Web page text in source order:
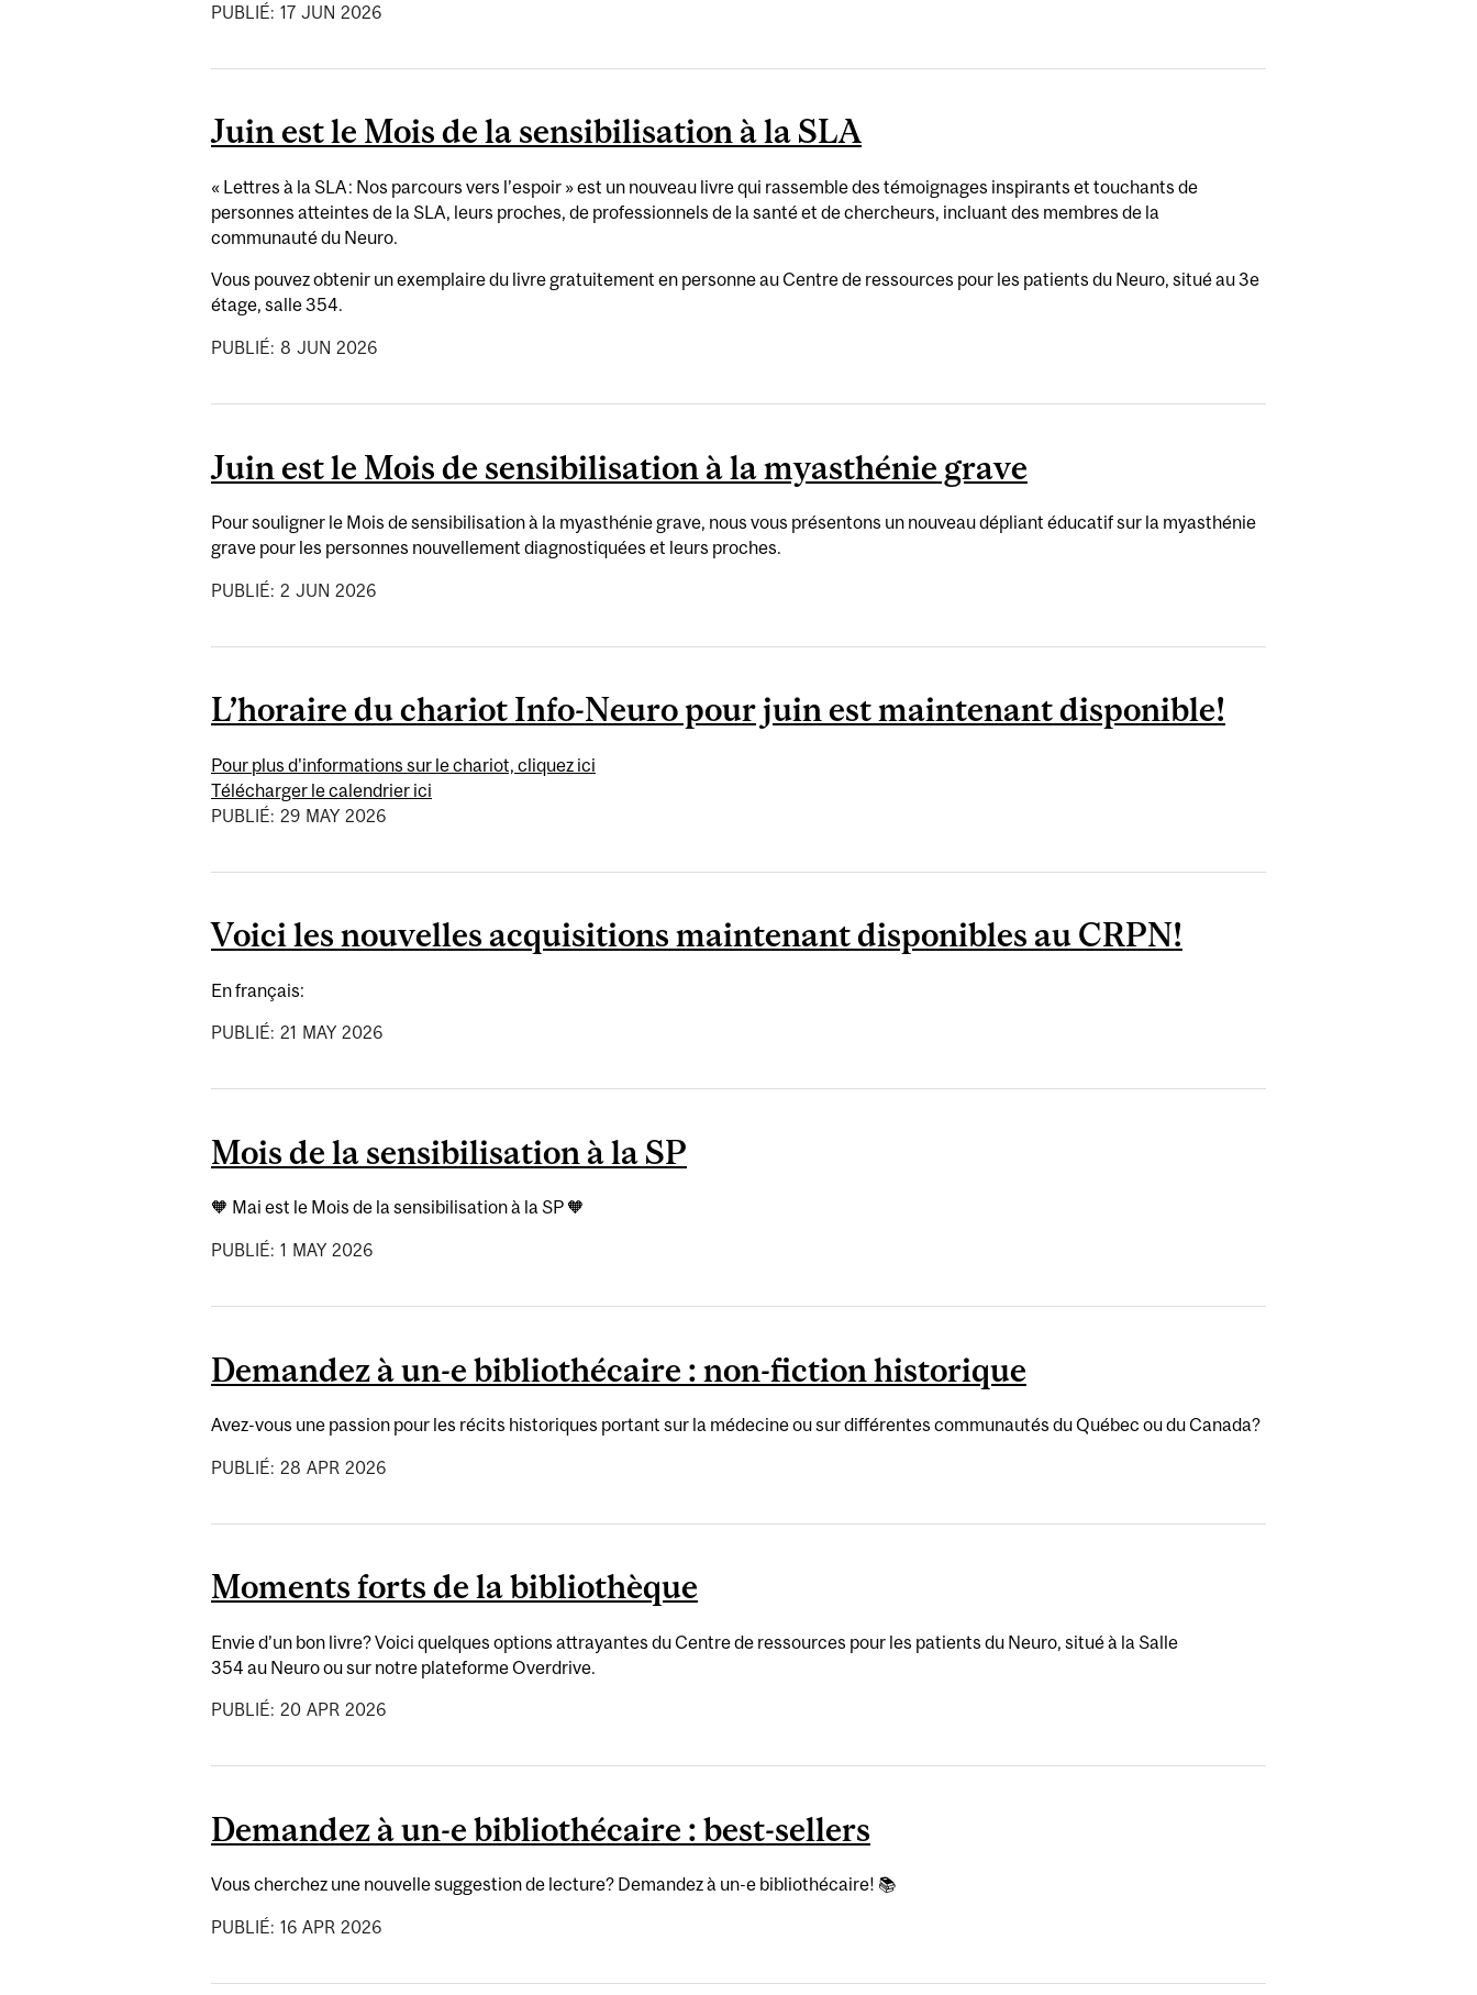
PUBLIÉ: 17 JUN 2026
Juin est le Mois de la sensibilisation à la SLA
« Lettres à la SLA : Nos parcours vers l’espoir » est un nouveau livre qui rassemble des témoignages inspirants et touchants de
personnes atteintes de la SLA, leurs proches, de professionnels de la santé et de chercheurs, incluant des membres de la
communauté du Neuro.
Vous pouvez obtenir un exemplaire du livre gratuitement en personne au Centre de ressources pour les patients du Neuro, situé au 3e
étage, salle 354.
PUBLIÉ: 8 JUN 2026
Juin est le Mois de sensibilisation à la myasthénie grave
Pour souligner le Mois de sensibilisation à la myasthénie grave, nous vous présentons un nouveau dépliant éducatif sur la myasthénie
grave pour les personnes nouvellement diagnostiquées et leurs proches.
PUBLIÉ: 2 JUN 2026
L’horaire du chariot Info-Neuro pour juin est maintenant disponible!
Pour plus d'informations sur le chariot, cliquez ici
Télécharger le calendrier ici
PUBLIÉ: 29 MAY 2026
Voici les nouvelles acquisitions maintenant disponibles au CRPN!
En français:
PUBLIÉ: 21 MAY 2026
Mois de la sensibilisation à la SP
🧡 Mai est le Mois de la sensibilisation à la SP 🧡
PUBLIÉ: 1 MAY 2026
Demandez à un-e bibliothécaire : non-fiction historique
Avez-vous une passion pour les récits historiques portant sur la médecine ou sur différentes communautés du Québec ou du Canada?
PUBLIÉ: 28 APR 2026
Moments forts de la bibliothèque
Envie d’un bon livre? Voici quelques options attrayantes du Centre de ressources pour les patients du Neuro, situé à la Salle
354 au Neuro ou sur notre plateforme Overdrive.
PUBLIÉ: 20 APR 2026
Demandez à un-e bibliothécaire : best-sellers
Vous cherchez une nouvelle suggestion de lecture? Demandez à un-e bibliothécaire! 📚
PUBLIÉ: 16 APR 2026